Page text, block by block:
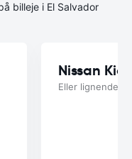
billeje i El Salvador
Nissan
Eller lignende